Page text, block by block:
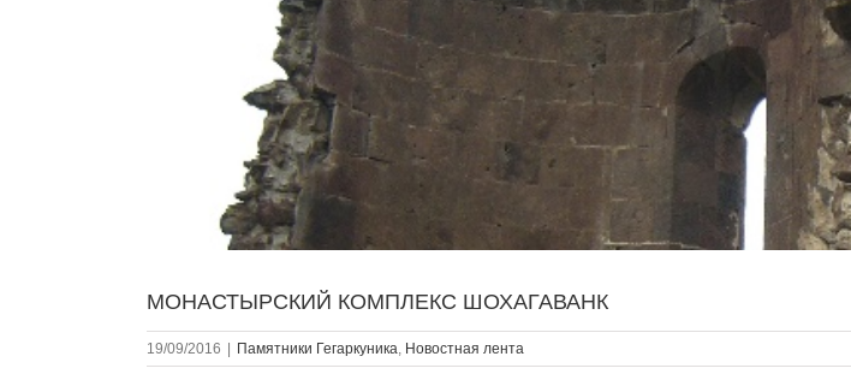
МОНАСТЫРСКИЙ КОМПЛЕКС ШОХАГАВАНК
19/09/2016 Памятники Гегаркуникa, Новостная лента